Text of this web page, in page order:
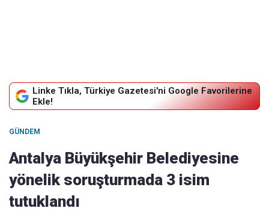
Linke Tıkla, Türkiye Gazetesi'ni Google Favorilerine
Ekle!
GÜNDEM
Antalya Büyükşehir Belediyesine
yönelik soruşturmada 3 isim
tutuklandı